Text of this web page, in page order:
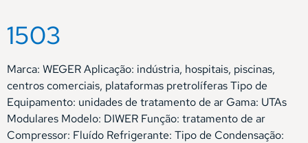
1503
Marca: WEGER Aplicação: indústria, hospitais, piscinas,
centros comerciais, plataformas pretrolíferas Tipo de
Equipamento: unidades de tratamento de ar Gama: UTAs
Modulares Modelo: DIWER Função: tratamento de ar
Compressor: Fluído Refrigerante: Tipo de Condensação: